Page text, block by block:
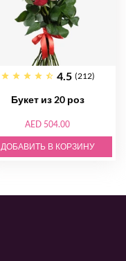
4.5 (212)
Букет из 20 роз
AED 504.00
ДОБАВИТЬ В КОРЗИНУ